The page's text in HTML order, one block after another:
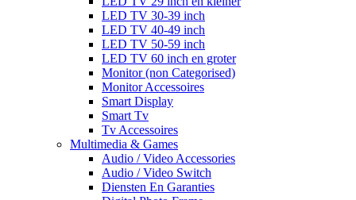
LED TV 30-39 inch
LED TV 40-49 inch
LED TV 50-59 inch
LED TV 60 inch en groter
Monitor (non Categorised)
Monitor Accessoires
Smart Display
Smart Tv
Tv Accessoires
Multimedia & Games
Audio / Video Accessories
Audio / Video Switch
Diensten En Garanties